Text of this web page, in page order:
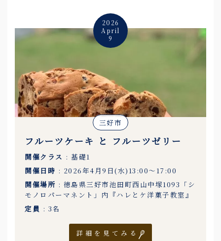
2026
April
9
三好市
フルーツケーキ と フルーツゼリー
開催クラス : 基礎1
開催日時 : 2026年4月9日(水)13:00〜17:00
開催場所 : 徳島県三好市池田町西山中塚1093「シ
モノロパーマネント」内『ハレとケ洋菓子教室』
定員 : 3名
詳細を見てみる